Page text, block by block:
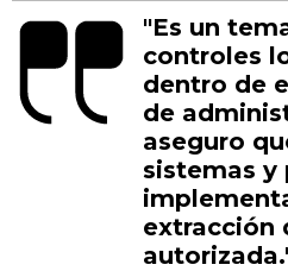
"Es un
controles
dentro de
de
aseguro
sistemas y
extracción